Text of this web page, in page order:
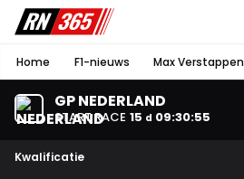
Home F1-nieuws Max Verstappen
GP NEDERLAND
START RACE 15 d 09:30:54
Kwalificatie